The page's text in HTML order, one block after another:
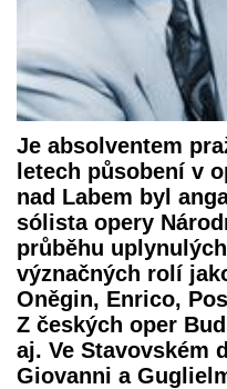
Je absolventem
letech působení v
nad Labem byl
sólista opery
průběhu
význačných rolí
Oněgin, Enrico,
Z českých oper
aj. Ve Stavovském
Giovanni a